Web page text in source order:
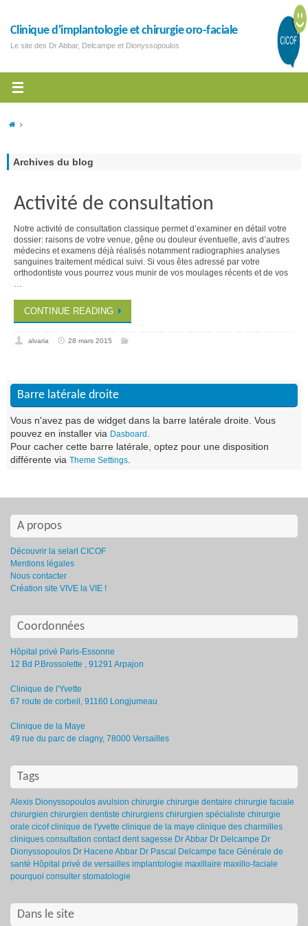
Clinique d'implantologie et chirurgie oro-faciale
Le site des Dr Abbar, Delcampe et Dionyssopoulos
Archives du blog
Activité de consultation
Notre activité de consultation classique permet d’examiner en détail votre
dossier: raisons de votre venue, gêne ou douleur éventuelle, avis d’autres
médecins et examens déjà réalisés notamment radiographies analyses
sanguines traitement médical suivi. Si vous êtes adressé par votre
orthodontiste vous pourrez vous munir de vos moulages récents et de vos
…
CONTINUE READING
alvaria 28 mars 2015
Barre latérale droite
Vous n'avez pas de widget dans la barre latérale droite. Vous
pouvez en installer via Dasboard
Pour cacher cette barre latérale, optez pour une disposition
différente via Theme Settings
A propos
Découvrir la selarl CICOF
Mentions légales
Nous contacter
Création site VIVE la VIE !
Coordonnées
Hôpital privé Paris-Essonne
12 Bd P.Brossolette , 91291 Arpajon
Clinique de l'Yvette
67 route de corbeil, 91160 Longjumeau
Clinique de la Maye
49 rue du parc de clagny, 78000 Versailles
Tags
Alexis Dionyssopoulos avulsion chirurgie chirurgie dentaire chirurgie faciale
chirurgien chirurgien dentiste chirurgiens chirurgien spécialiste chirurgie
orale cicof clinique de l'yvette clinique de la maye clinique des charmilles
cliniques consultation contact dent sagesse Dr Abbar Dr Delcampe Dr
Dionyssopoulos Dr Hacene Abbar Dr Pascal Delcampe face Générale de
santé Hôpital privé de versailles implantologie maxillaire maxillo-faciale
pourquoi consulter stomatologie
Dans le site